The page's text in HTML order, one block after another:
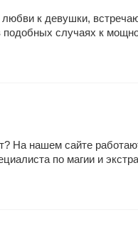
к девушки,
случаях к
На нашем сайте
по магии и